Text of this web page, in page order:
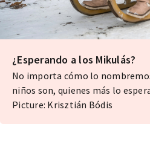
¿Esperando a los Mikulás?
No importa cómo lo
niños son, quienes más lo
Picture: Krisztián Bódis